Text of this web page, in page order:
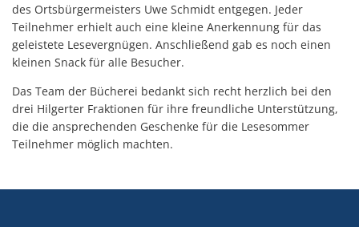
des Ortsbürgermeisters Uwe Schmidt entgegen. Jeder
Teilnehmer erhielt auch eine kleine Anerkennung für das
geleistete Lesevergnügen. Anschließend gab es noch einen
kleinen Snack für alle Besucher.
Das Team der Bücherei bedankt sich recht herzlich bei den
drei Hilgerter Fraktionen für ihre freundliche Unterstützung,
die die ansprechenden Geschenke für die Lesesommer
Teilnehmer möglich machten.